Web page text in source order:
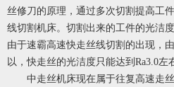
丝修刀的原理，通过多次切割提高工
线切割机床。切割出来的工件的光洁
由于速霸高速快走丝线切割的出现，
以，快走丝的光洁度只能达到Ra3.0左
中走丝机床现在属于往复高速走丝